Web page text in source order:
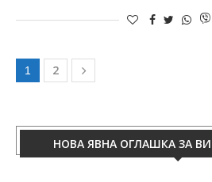
1 2
НОВА ЯВНА ОГЛАШКА ЗА